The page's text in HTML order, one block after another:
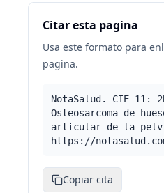
Citar esta pagina
Usa este formato para
pagina.
NotaSalud. CIE-11:
Osteosarcoma de
articular de la
https://
Copiar cita